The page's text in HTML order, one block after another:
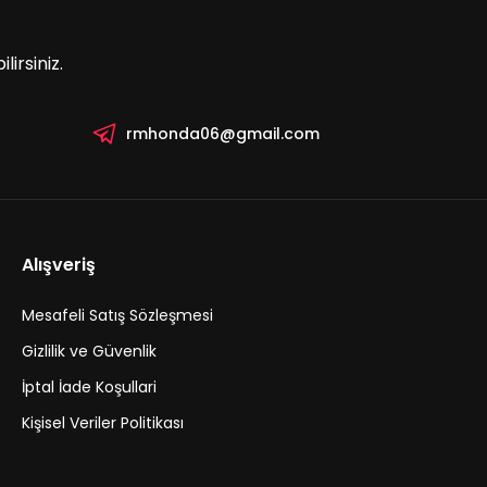
rmhonda06@gmail.com
Alışveriş
Mesafeli Satış Sözleşmesi
Gizlilik ve Güvenlik
İptal İade Koşullari
Kişisel Veriler Politikası